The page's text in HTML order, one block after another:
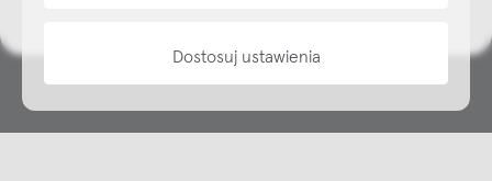
Dostosuj ustawienia